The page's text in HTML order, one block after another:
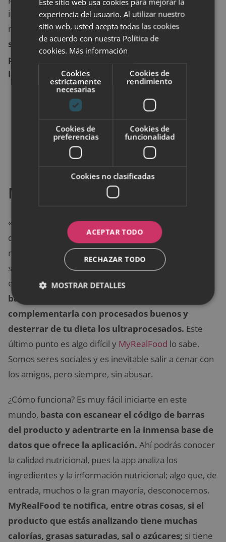
intolerancias para que te ayude a escoger los
mejores alimentos para ti, ya quecuenta con un
semáforo que te ayuda a escoger los mejores
productos que no pongan en riesgo ni tu salud ni
la de tu familia.
MyRealFood
« Únete al realfooding» es el lema de esta aplicación
disponible también para los sistemas operativos del
momento.
Realfoodingsignifica comer de verdad,
saber qué de lo que consumes es comida real y cuál
es ultraprocesada. La aplicación se rige por 3 reglas:
basar la alimentación en comida real,
complementarla con procesados buenos y
desterrar de tu dieta los ultraprocesados. Este
último punto es algo difícil y MyRealFood lo sabe.
Somos seres sociales y es inevitable salir a cenar con
los amigos, pero siempre, sin abusar.
¿Cómo funciona? Es muy fácil iniciarte en este
mundo, basta con escanear el código de barras
del producto y adentrarte en la inmensa base de
datos que ofrece la aplicación. Ahí podrás conocer
la calidad nutricional, pues la app analiza los
ingredientes y la información nutricional; algo que, de
entrada, muchos o la gran mayoría, desconocemos.
MyRealFood te notifica, entre otras cosas, si el
producto que estás analizando tiene muchas
calorías, grasas saturadas, sal o azúcares; si tiene
experiencia del usuario. Al utilizar nuestro
sitio web, usted acepta todas las cookies
de acuerdo con nuestra Política de
cookies. Más información
Cookies
estrictamente
necesarias
Cookies de
rendimiento
Cookies de
preferencias
Cookies de
funcionalidad
Cookies no clasificadas
ACEPTAR TODO
RECHAZAR TODO
MOSTRAR DETALLES